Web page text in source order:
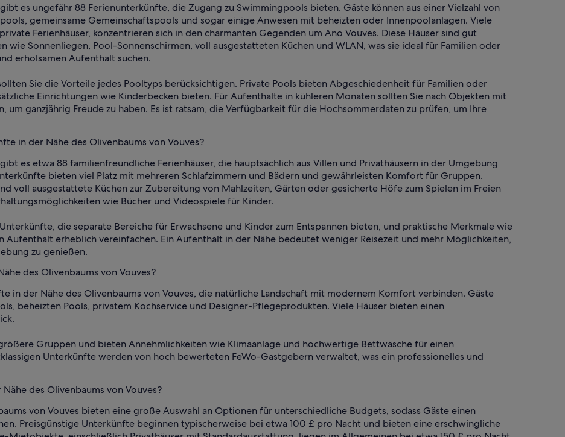
es ungefähr 88 Ferienunterkünfte, die Zugang zu Swimmingpools bieten. Gäste können aus einer Vielzahl von
gemeinsame Gemeinschaftspools und sogar einige Anwesen mit beheizten oder Innenpoolanlagen. Viele
Ferienhäuser, konzentrieren sich in den charmanten Gegenden um Ano Vouves. Diese Häuser sind gut
wie Sonnenliegen, Pool-Sonnenschirmen, voll ausgestatteten Küchen und WLAN, was sie ideal für Familien oder
erholsamen Aufenthalt suchen.
Sie die Vorteile jedes Pooltyps berücksichtigen. Private Pools bieten Abgeschiedenheit für Familien oder
Einrichtungen wie Kinderbecken bieten. Für Aufenthalte in kühleren Monaten sollten Sie nach Objekten mit
ganzjährig Freude zu haben. Es ist ratsam, die Verfügbarkeit für die Hochsommerdaten zu prüfen, um Ihre
in der Nähe des Olivenbaums von Vouves?
es etwa 88 familienfreundliche Ferienhäuser, die hauptsächlich aus Villen und Privathäusern in der Umgebung
bieten viel Platz mit mehreren Schlafzimmern und Bädern und gewährleisten Komfort für Gruppen.
voll ausgestattete Küchen zur Zubereitung von Mahlzeiten, Gärten oder gesicherte Höfe zum Spielen im Freien
wie Bücher und Videospiele für Kinder.
die separate Bereiche für Erwachsene und Kinder zum Entspannen bieten, und praktische Merkmale wie
Aufenthalt erheblich vereinfachen. Ein Aufenthalt in der Nähe bedeutet weniger Reisezeit und mehr Möglichkeiten,
zu genießen.
des Olivenbaums von Vouves?
in der Nähe des Olivenbaums von Vouves, die natürliche Landschaft mit modernem Komfort verbinden. Gäste
beheizten Pools, privatem Kochservice und Designer-Pflegeprodukten. Viele Häuser bieten einen
Gruppen und bieten Annehmlichkeiten wie Klimaanlage und hochwertige Bettwäsche für einen
Unterkünfte werden von hoch bewerteten FeWo-Gastgebern verwaltet, was ein professionelles und
des Olivenbaums von Vouves?
von Vouves bieten eine große Auswahl an Optionen für unterschiedliche Budgets, sodass Gäste einen
Preisgünstige Unterkünfte beginnen typischerweise bei etwa 100 £ pro Nacht und bieten eine erschwingliche